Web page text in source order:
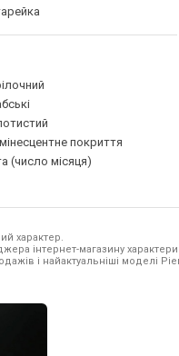
покриття
(число місяця)
характер.
інтернет-магазину
і найактуальніші моделі